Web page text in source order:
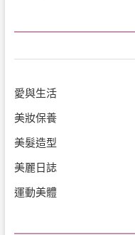
愛與生活
美妝保養
美髮造型
美麗日誌
運動美體